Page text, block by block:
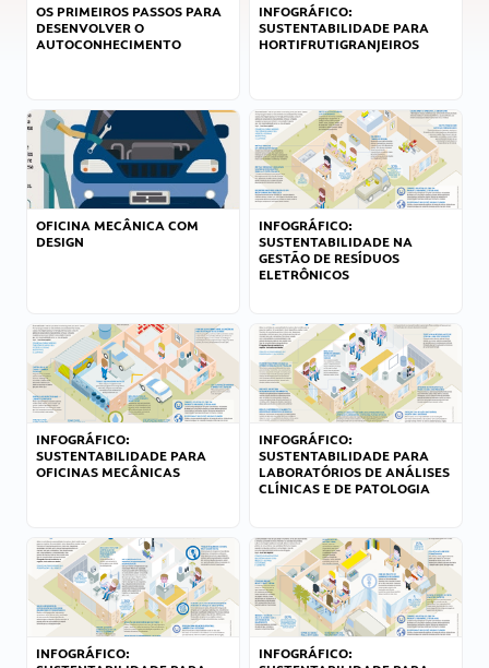
OS PRIMEIROS PASSOS PARA
DESENVOLVER O
AUTOCONHECIMENTO
INFOGRÁFICO:
SUSTENTABILIDADE PARA
HORTIFRUTIGRANJEIROS
OFICINA MECÂNICA COM
DESIGN
INFOGRÁFICO:
SUSTENTABILIDADE NA
GESTÃO DE RESÍDUOS
ELETRÔNICOS
INFOGRÁFICO:
SUSTENTABILIDADE PARA
OFICINAS MECÂNICAS
INFOGRÁFICO:
SUSTENTABILIDADE PARA
LABORATÓRIOS DE ANÁLISES
CLÍNICAS E DE PATOLOGIA
INFOGRÁFICO:
INFOGRÁFICO: